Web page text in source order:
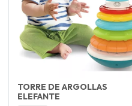
TORRE DE ARGOLLAS
ELEFANTE